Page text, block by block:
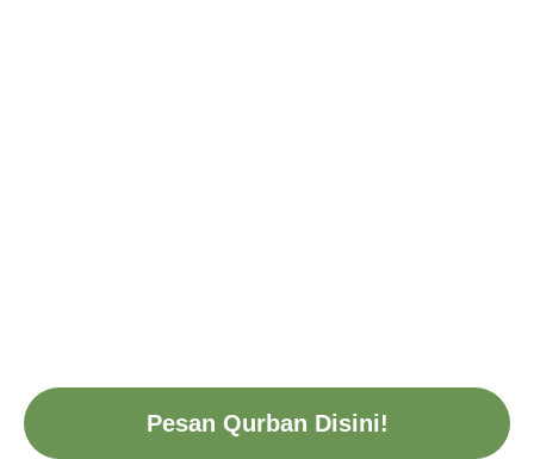
Pesan Qurban Disini!